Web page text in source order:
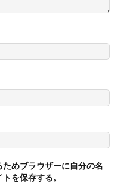
めブラウザーに自分の名
を保存する。